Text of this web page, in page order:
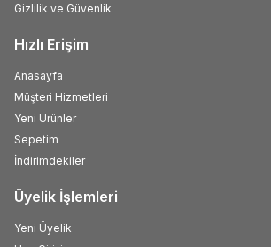
Gizlilik ve Güvenlik
Hızlı Erişim
Anasayfa
Müşteri Hizmetleri
Yeni Ürünler
Sepetim
İndirimdekiler
Üyelik İşlemleri
Yeni Üyelik